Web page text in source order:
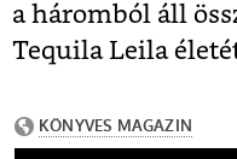
a háromból áll
Tequila Leila